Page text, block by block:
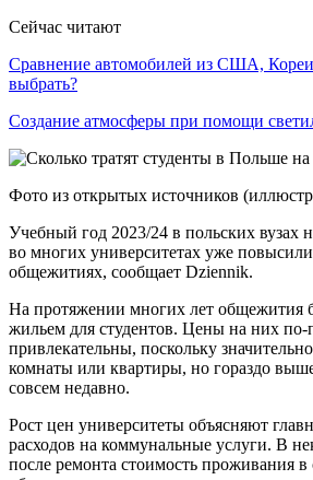
Сейчас читают
Сравнение автомобилей из США,
выбрать?
Создание атмосферы при помощи
Фото из открытых источников
Учебный год 2023/24 в польских вузах
во многих университетах уже
общежитиях, сообщает Dziennik.
На протяжении многих лет
жильем для студентов. Цены на них
привлекательны, поскольку
комнаты или квартиры, но гораздо
совсем недавно.
Рост цен университеты объясняют
расходов на коммунальные услуги. В
после ремонта стоимость проживания в